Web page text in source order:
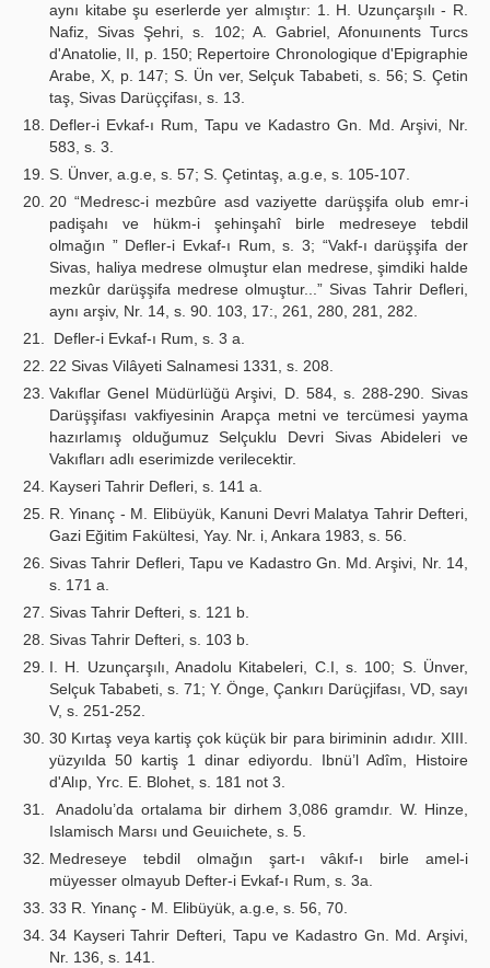
aynı kitabe şu eserlerde yer almıştır: 1. H. Uzunçarşılı - R.
Nafiz, Sivas Şehri, s. 102; A. Gabriel, Afonuınents Turcs
d'Anatolie, II, p. 150; Repertoire Chronologique d'Epigraphie
Arabe, X, p. 147; S. Ün ver, Selçuk Tababeti, s. 56; S. Çetin
taş, Sivas Darüççifası, s. 13.
Defler-i Evkaf-ı Rum, Tapu ve Kadastro Gn. Md. Arşivi, Nr.
583, s. 3.
S. Ünver, a.g.e, s. 57; S. Çetintaş, a.g.e, s. 105-107.
20 “Medresc-i mezbûre asd vaziyette darüşşifa olub emr-i
padişahı ve hükm-i şehinşahî birle medreseye tebdil
olmağın ” Defler-i Evkaf-ı Rum, s. 3; “Vakf-ı darüşşifa der
Sivas, haliya medrese olmuştur elan medrese, şimdiki halde
mezkûr darüşşifa medrese olmuştur...” Sivas Tahrir Defleri,
aynı arşiv, Nr. 14, s. 90. 103, 17:, 261, 280, 281, 282.
Defler-i Evkaf-ı Rum, s. 3 a.
22 Sivas Vilâyeti Salnamesi 1331, s. 208.
Vakıflar Genel Müdürlüğü Arşivi, D. 584, s. 288-290. Sivas
Darüşşifası vakfiyesinin Arapça metni ve tercümesi yayma
hazırlamış olduğumuz Selçuklu Devri Sivas Abideleri ve
Vakıfları adlı eserimizde verilecektir.
Kayseri Tahrir Defleri, s. 141 a.
R. Yinanç - M. Elibüyük, Kanuni Devri Malatya Tahrir Defteri,
Gazi Eğitim Fakültesi, Yay. Nr. i, Ankara 1983, s. 56.
Sivas Tahrir Defleri, Tapu ve Kadastro Gn. Md. Arşivi, Nr. 14,
s. 171 a.
Sivas Tahrir Defteri, s. 121 b.
Sivas Tahrir Defteri, s. 103 b.
I. H. Uzunçarşılı, Anadolu Kitabeleri, C.I, s. 100; S. Ünver,
Selçuk Tababeti, s. 71; Y. Önge, Çankırı Darüçjifası, VD, sayı
V, s. 251-252.
30 Kırtaş veya kartiş çok küçük bir para biriminin adıdır. XIII.
yüzyılda 50 kartiş 1 dinar ediyordu. Ibnü’l Adîm, Histoire
d'Alıp, Yrc. E. Blohet, s. 181 not 3.
Anadolu’da ortalama bir dirhem 3,086 gramdır. W. Hinze,
Islamisch Marsı und Geuıichete, s. 5.
Medreseye tebdil olmağın şart-ı vâkıf-ı birle amel-i
müyesser olmayub Defter-i Evkaf-ı Rum, s. 3a.
33 R. Yinanç - M. Elibüyük, a.g.e, s. 56, 70.
34 Kayseri Tahrir Defteri, Tapu ve Kadastro Gn. Md. Arşivi,
Nr. 136, s. 141.